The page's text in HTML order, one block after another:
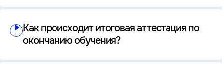
Как происходит итоговая аттестация по
окончанию обучения?